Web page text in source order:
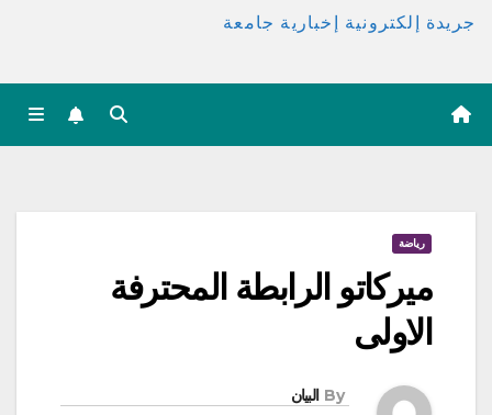
جريدة إلكترونية إخبارية جامعة
رياضة
ميركاتو الرابطة المحترفة
الاولى
By البيان